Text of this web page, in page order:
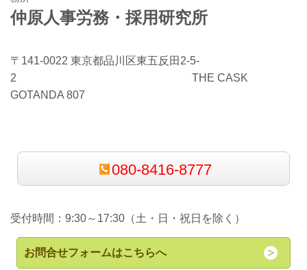
仲原人事労務・採用研究所
〒141-0022 東京都品川区東五反田2-5-
2 THE CASK
GOTANDA 807
080-8416-8777
受付時間：9:30～17:30（土・日・祝日を除く）
お問合せフォームはこちらへ